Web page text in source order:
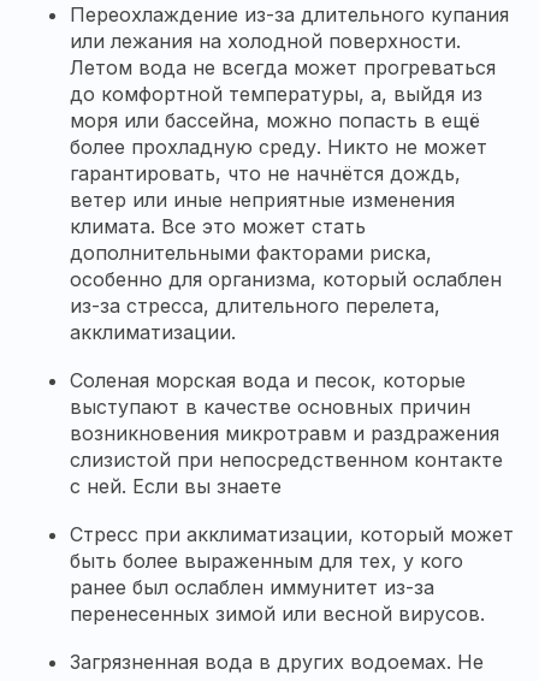
Переохлаждение из-за длительного купания
или лежания на холодной поверхности.
Летом вода не всегда может прогреваться
до комфортной температуры, а, выйдя из
моря или бассейна, можно попасть в ещё
более прохладную среду. Никто не может
гарантировать, что не начнётся дождь,
ветер или иные неприятные изменения
климата. Все это может стать
дополнительными факторами риска,
особенно для организма, который ослаблен
из-за стресса, длительного перелета,
акклиматизации.
Соленая морская вода и песок, которые
выступают в качестве основных причин
возникновения микротравм и раздражения
слизистой при непосредственном контакте
с ней. Если вы знаете
Стресс при акклиматизации, который может
быть более выраженным для тех, у кого
ранее был ослаблен иммунитет из-за
перенесенных зимой или весной вирусов.
Загрязненная вода в других водоемах. Не